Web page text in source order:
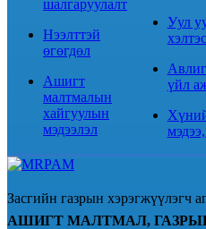
шалгаруулалт
Нээлттэй
өгөгдөл
Ашигт
малтмалын
хайгуулын
мэдээлэл
Уул
хэлтэс
үйл
Засгийн газрын хэрэгжүүлэгч
АШИГТ МАЛТМАЛ,